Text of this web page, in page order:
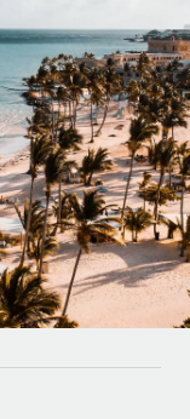
liées à l’emploi
toute simplicité
votre équipe
grâce à
pour les RH et la
RH sur
entreprises
les vitesses de